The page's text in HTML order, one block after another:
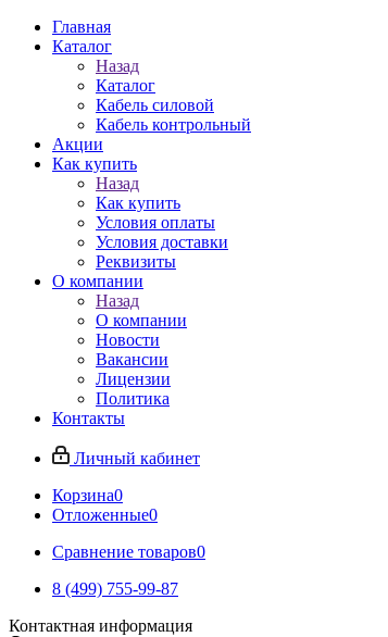
Главная
Каталог
Назад
Каталог
Кабель силовой
Кабель контрольный
Акции
Как купить
Назад
Как купить
Условия оплаты
Условия доставки
Реквизиты
О компании
Назад
О компании
Новости
Вакансии
Лицензии
Политика
Контакты
Личный кабинет
Корзина0
Отложенные0
Сравнение товаров0
8 (499) 755-99-87
Контактная информация